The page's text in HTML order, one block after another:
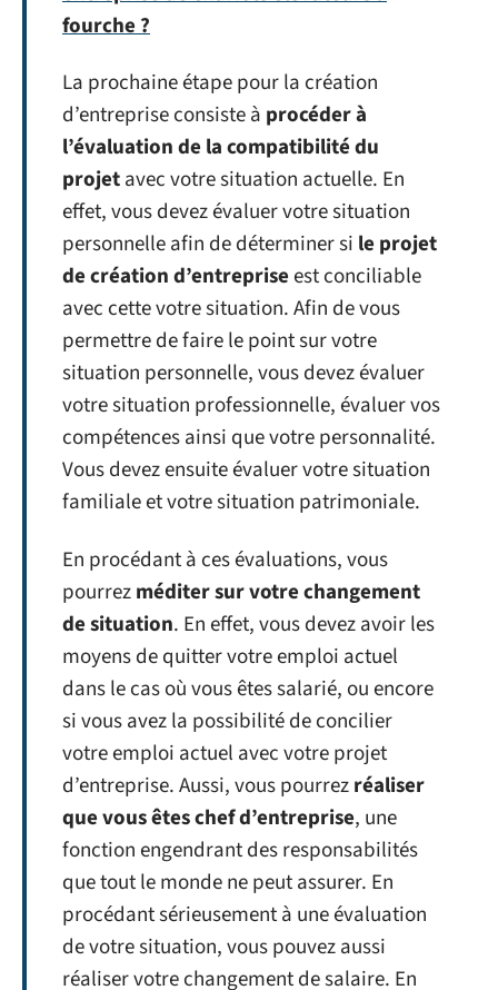
fourche ?
La prochaine étape pour la création
d’entreprise consiste à procéder à
l’évaluation de la compatibilité du
projetavec votre situation actuelle. En
effet, vous devez évaluer votre situation
personnelle afin de déterminer si le projet
de création d’entrepriseest conciliable
avec cette votre situation. Afin de vous
permettre de faire le point sur votre
situation personnelle, vous devez évaluer
votre situation professionnelle, évaluer vos
compétences ainsi que votre personnalité.
Vous devez ensuite évaluer votre situation
familiale et votre situation patrimoniale.
En procédant à ces évaluations, vous
pourrezméditer sur votre changement
de situation. En effet, vous devez avoir les
moyens de quitter votre emploi actuel
dans le cas où vous êtes salarié, ou encore
si vous avez la possibilité de concilier
votre emploi actuel avec votre projet
d’entreprise. Aussi, vous pourrezréaliser
que vous êtes chef d’entreprise, une
fonction engendrant des responsabilités
que tout le monde ne peut assurer. En
procédant sérieusement à une évaluation
de votre situation, vous pouvez aussi
réaliser votre changement de salaire. En